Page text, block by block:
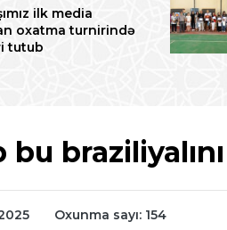
ilk media
oxatma turnirində
tutub
Oxunma sayı: 154